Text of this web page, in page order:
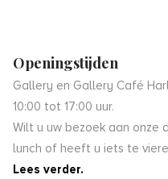
Openingstijden
Gallery en Gallery Café
10:00 tot 17:00 uur.
Wilt u uw bezoek aan onze
lunch of heeft u iets te
Lees verder.